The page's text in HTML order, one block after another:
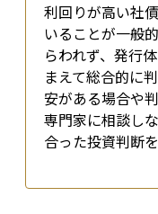
利回りが高い社
いることが一般
らわれず、発行
まえて総合的に
安がある場合や
専門家に相談し
合った投資判断